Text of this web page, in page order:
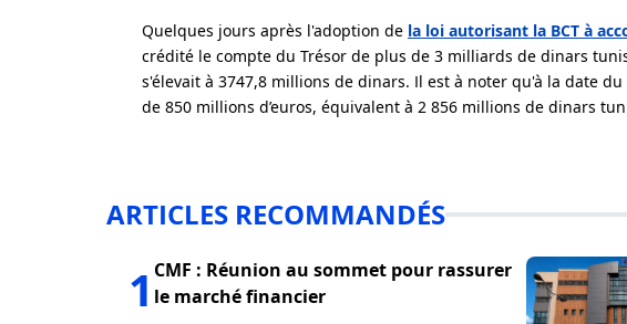
Quelques jours après l'adoption de la loi autorisant la BCT à
crédité le compte du Trésor de plus de 3 milliards de dinars
s'élevait à 3747,8 millions de dinars. Il est à noter qu'à la date
de 850 millions d’euros, équivalent à 2 856 millions de dinars
ARTICLES RECOMMANDÉS
1 CMF : Réunion au sommet pour rassurer
le marché financier